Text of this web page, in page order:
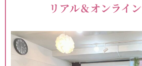
リアル＆オンライン